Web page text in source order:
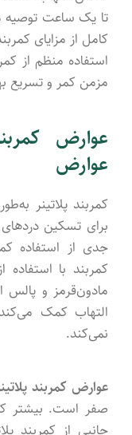
تا یک ساعت توصیه
کامل از مزایای
استفاده منظم از
مزمن کمر و تسریع
عوارض
عوارض
کمربند پلاتینر
برای تسکین
جدی از استفاده
مادون‌قرمز و پالس
التهاب کمک
نمی‌کند.
عوارض کمربند
صفر است. بیشتر
جانبی از کمربند